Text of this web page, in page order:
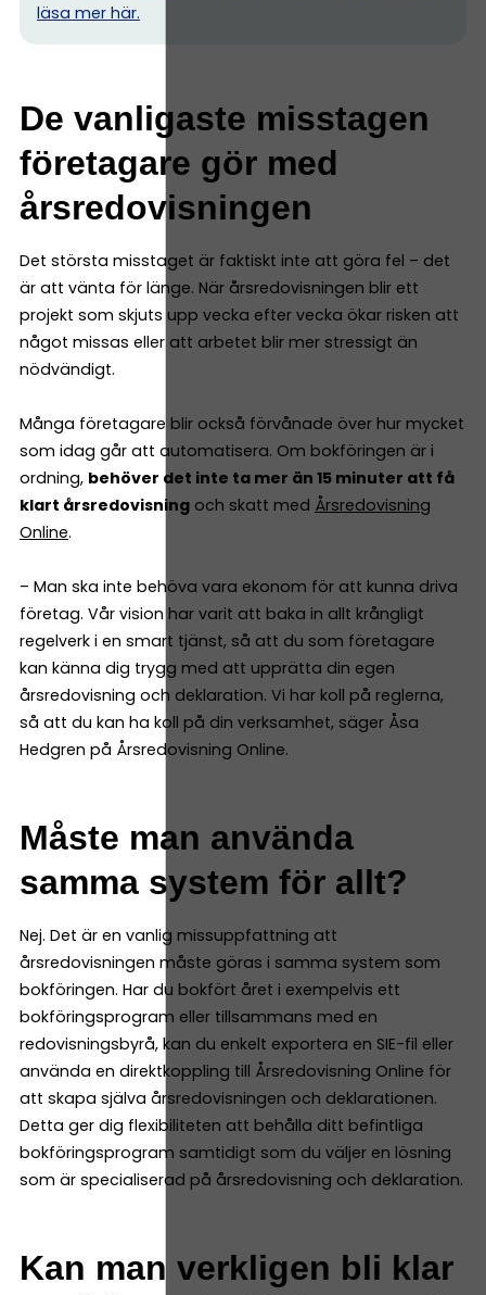
läsa mer här.
De vanligaste misstagen
företagare gör med
årsredovisningen
Det största misstaget är faktiskt inte att göra fel – det
är att vänta för länge. När årsredovisningen blir ett
projekt som skjuts upp vecka efter vecka ökar risken att
något missas eller att arbetet blir mer stressigt än
nödvändigt.
Många företagare blir också förvånade över hur mycket
som idag går att automatisera. Om bokföringen är i
ordning, behöver det inte ta mer än 15 minuter att få
klart årsredovisning och skatt med Årsredovisning
Online.
– Man ska inte behöva vara ekonom för att kunna driva
företag. Vår vision har varit att baka in allt krångligt
regelverk i en smart tjänst, så att du som företagare
kan känna dig trygg med att upprätta din egen
årsredovisning och deklaration. Vi har koll på reglerna,
så att du kan ha koll på din verksamhet, säger Åsa
Hedgren på Årsredovisning Online.
Måste man använda
samma system för allt?
Nej. Det är en vanlig missuppfattning att
årsredovisningen måste göras i samma system som
bokföringen. Har du bokfört året i exempelvis ett
bokföringsprogram eller tillsammans med en
redovisningsbyrå, kan du enkelt exportera en SIE-fil eller
använda en direktkoppling till Årsredovisning Online för
att skapa själva årsredovisningen och deklarationen.
Detta ger dig flexibiliteten att behålla ditt befintliga
bokföringsprogram samtidigt som du väljer en lösning
som är specialiserad på årsredovisning och deklaration.
Kan man verkligen bli klar